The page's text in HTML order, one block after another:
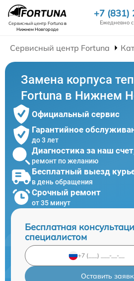
Сервисный центр Fortunaв
Нижнем Новгороде
+7 (831)
Ежедневно
Сервисный центр Fortuna
Замена корпуса
Fortuna в Нижнем
Официальный сервис
Гарантийное
до 3 лет
Диагностика за наш
ремонт по желанию
Бесплатный выезд
в день обращения
Срочный ремонт
от 35 минут
Бесплатная
специалистом
Оставить